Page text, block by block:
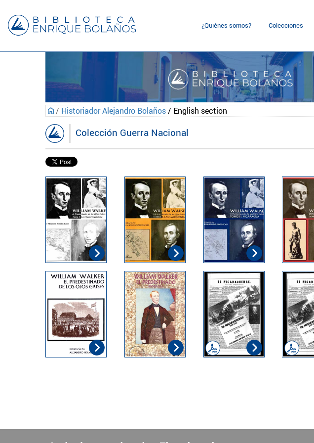
¿Quiénes somos? Colecciones
/ Historiador Alejandro Bolaños/ English section
Colección Guerra Nacional